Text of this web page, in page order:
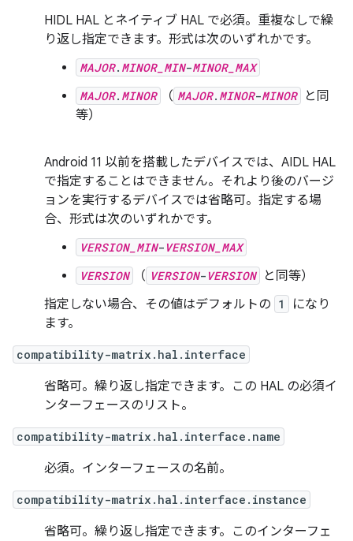
HIDL HAL とネイティブ HAL で必須。重複なしで繰
り返し指定できます。形式は次のいずれかです。
MAJOR. MINOR_MIN-MINOR_MAX
MAJOR. MINOR （ MAJOR. MINOR-MINOR
と同
等）
Android 11 以前を搭載したデバイスでは、AIDL HAL
で指定することはできません。それより後のバージ
ョンを実行するデバイスでは省略可。指定する場
合、形式は次のいずれかです。
VERSION_MIN- VERSION_MAX
VERSION
（ VERSION- VERSION
と同等）
指定しない場合、その値はデフォルトの 1
になり
ます。
compatibility-matrix.hal.interface
省略可。繰り返し指定できます。この HAL の必須イ
ンターフェースのリスト。
compatibility-matrix.hal.interface.name
必須。インターフェースの名前。
compatibility-matrix.hal.interface.instance
省略可。繰り返し指定できます。このインターフェ